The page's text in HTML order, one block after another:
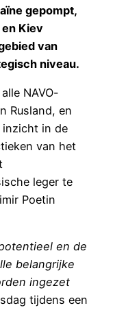
gepompt,
Kiev
van
niveau.
NAVO-
Rusland, en
inzicht in de
van het
leger te
Poetin
en de
belangrijke
ingezet
tijdens een